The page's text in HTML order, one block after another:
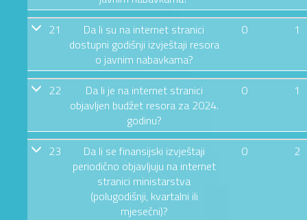
21
Da li su na internet stranici
dostupni godišnji izvještaji resora
o javnim nabavkama?
0 1
22
Da li je na internet stranici
objavljen budžet resora za 2024.
godinu?
0 1
23
Da li se finansijski izvještaji
periodično objavljuju na internet
stranici ministarstva
(polugodišnji, kvartalni ili
mjesečni)?
0 2